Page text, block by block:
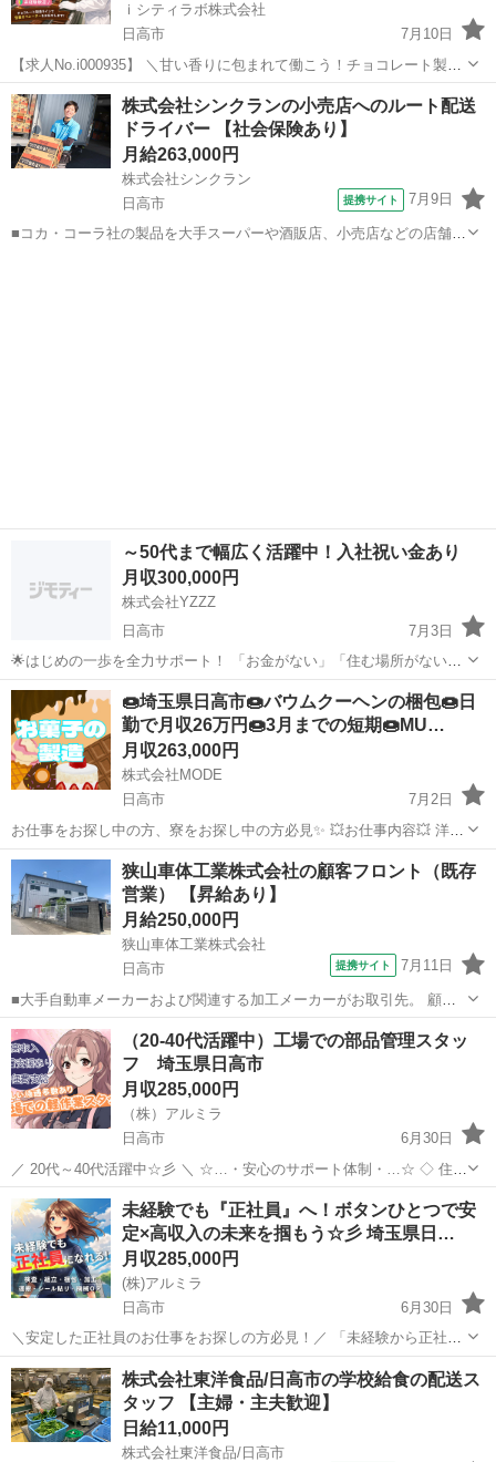
ｉシティラボ株式会社
日高市
7月10日
【求人No.i000935】 ＼甘い香りに包まれて働こう！チョコレート製造
のお仕事🎵／ 👉ここがポイント 🚩年間休日125日！土日休みでプライ
ベートも充実✨ 🚩個室寮完備！エアコン・家電付きで新生活も安心で
す🏠 ...
埼玉 日高市 その他 チョコレート
株式会社シンクランの小売店へのルート配送
ドライバー 【社会保険あり】
月給263,000円
株式会社シンクラン
日高市
提携サイト 7月9日
■コカ・コーラ社の製品を大手スーパーや酒販店、小売店などの店舗へ
～50代まで幅広く活躍中！入社祝い金あり
月収300,000円
株式会社YZZZ
日高市
7月3日
🌟はじめの一歩を全力サポート！ 「お金がない」「住む場所がない」
「今すぐ働きたい」 そんなあなたを全力で応援します💪 ＼生活・仕
事・住まい、すべてサポート体制万全！／ 💼募集職種（全国の大手工
場でのお仕事） 🔧...
埼玉 日高市 工場 社会保険
🍩埼玉県日高市🍩バウムクーヘンの梱包🍩日
勤で月収26万円🍩3月までの短期🍩MU…
月収263,000円
株式会社MODE
日高市
7月2日
お仕事をお探し中の方、寮をお探し中の方必見✨ 💥お仕事内容💥 洋菓
子を製造しているところでのお仕事です。 [1]計量された原料の投入
[2]バウムクーヘンをカット [3]ラインへ流す [4]梱包、箱詰...
埼玉 日高市 その他 未経験
狭山車体工業株式会社の顧客フロント（既存
営業） 【昇給あり】
月給250,000円
狭山車体工業株式会社
日高市
提携サイト 7月11日
■大手自動車メーカーおよび関連する加工メーカーがお取引先。 顧客
と現場の間に立ち、塗装に関する顧客対応（受注・納品など）を行う
ポジションです。 ～1日の流れ～ 午前中は見積作成や納品物の梱包・
出荷準備。 準備が整ったら出発...
埼玉 日高市 代理店営業
（20-40代活躍中）工場での部品管理スタッ
フ 埼玉県日高市
月収285,000円
（株）アルミラ
日高市
6月30日
／ 20代～40代活躍中☆彡 ＼ ☆…・安心のサポート体制・…☆ ◇ 住ま
いの心配ゼロ！ ◇ • 個室1R完全無料！ • 即日入寮OK！など ◇ 所持金
ゼロでもスタートできる！ ...
埼玉 日高市 工場 未経験
未経験でも『正社員』へ！ボタンひとつで安
定×高収入の未来を掴もう☆彡 埼玉県日…
月収285,000円
(株)アルミラ
日高市
6月30日
＼安定した正社員のお仕事をお探しの方必見！／ 「未経験から正社員
になれる？」 「すぐに働ける仕事が知りたい！」 「長期安定の職場で
働きたい！」 ⇒ そんなアナタにピッタリの正社員求人をご紹介！ ...
埼玉 日高市 工場 未経験
株式会社東洋食品/日高市の学校給食の配送ス
タッフ 【主婦・主夫歓迎】
日給11,000円
株式会社東洋食品/日高市